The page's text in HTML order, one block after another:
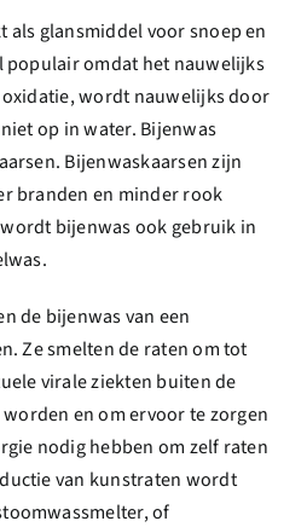
glansmiddel voor snoep en
populair omdat het nauwelijks
wordt nauwelijks door
op in water. Bijenwas
Bijenwaskaarsen zijn
branden en minder rook
bijenwas ook gebruik in
de bijenwas van een
Ze smelten de raten om tot
virale ziekten buiten de
en om ervoor te zorgen
nodig hebben om zelf raten
van kunstraten wordt
of